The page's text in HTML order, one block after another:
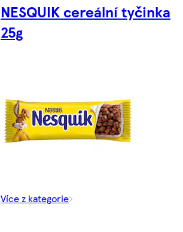
NESQUIK cereální tyčinka
25g
Více z kategorie